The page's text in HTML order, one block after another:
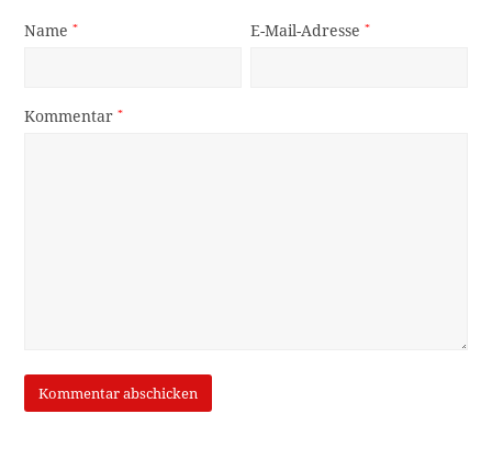
Name* E-Mail-Adresse*
Kommentar*